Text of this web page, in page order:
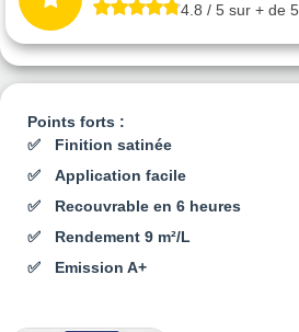
Points forts :
Finition satinée
Application facile
Recouvrable en 6 heures
Rendement 9 m²/L
Emission A+
4.8 / 5 sur + de